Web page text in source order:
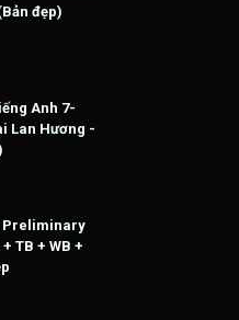
đẹp)
Anh 7-
Lan Hương -
Preliminary
TB + WB +